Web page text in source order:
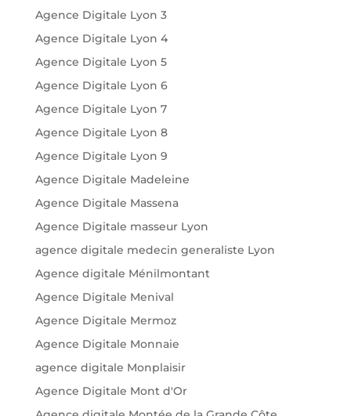
Agence Digitale Lyon 3
Agence Digitale Lyon 4
Agence Digitale Lyon 5
Agence Digitale Lyon 6
Agence Digitale Lyon 7
Agence Digitale Lyon 8
Agence Digitale Lyon 9
Agence Digitale Madeleine
Agence Digitale Massena
Agence Digitale masseur Lyon
agence digitale medecin generaliste Lyon
Agence digitale Ménilmontant
Agence Digitale Menival
Agence Digitale Mermoz
Agence Digitale Monnaie
agence digitale Monplaisir
Agence Digitale Mont d'Or